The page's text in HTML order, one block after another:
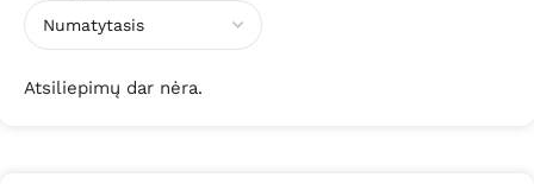
Atsiliepimų dar nėra.